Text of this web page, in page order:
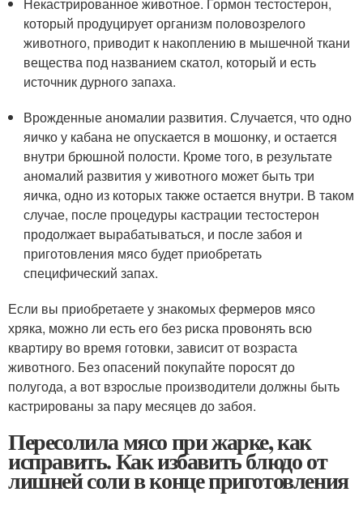
который продуцирует организм половозрелого
животного, приводит к накоплению в мышечной ткани
вещества под названием скатол, который и есть
источник дурного запаха.
Врожденные аномалии развития. Случается, что одно
яичко у кабана не опускается в мошонку, и остается
внутри брюшной полости. Кроме того, в результате
аномалий развития у животного может быть три
яичка, одно из которых также остается внутри. В таком
случае, после процедуры кастрации тестостерон
продолжает вырабатываться, и после забоя и
приготовления мясо будет приобретать
специфический запах.
Если вы приобретаете у знакомых фермеров мясо
хряка, можно ли есть его без риска провонять всю
квартиру во время готовки, зависит от возраста
животного. Без опасений покупайте поросят до
полугода, а вот взрослые производители должны быть
кастрированы за пару месяцев до забоя.
Пересолила мясо при жарке, как
исправить. Как избавить блюдо от
лишней соли в конце приготовления